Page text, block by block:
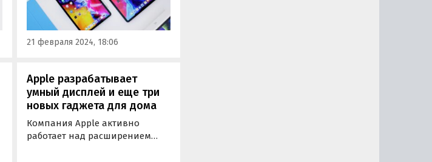
21 февраля 2024, 18:06
Apple разрабатывает
умный дисплей и еще три
новых гаджета для дома
Компания Apple активно
работает над расширением